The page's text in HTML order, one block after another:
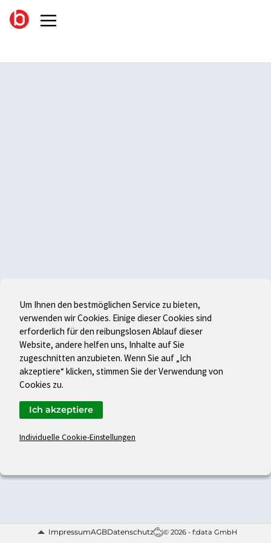
ImpressumAGBDatenschutz © 2026 - f:data GmbH
Um Ihnen den bestmöglichen Service zu bieten,
verwenden wir Cookies. Einige dieser Cookies sind
erforderlich für den reibungslosen Ablauf dieser
Website, andere helfen uns, Inhalte auf Sie
zugeschnitten anzubieten. Wenn Sie auf „Ich
akzeptiere“ klicken, stimmen Sie der Verwendung von
Cookies zu.
Individuelle Cookie-Einstellungen
Ich akzeptiere